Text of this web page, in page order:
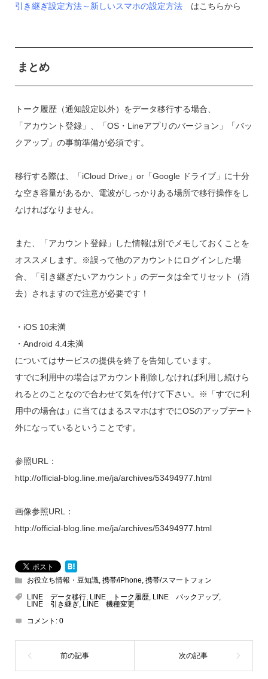
引き継ぎ設定方法～新しいスマホの設定方法はこちらから
まとめ
トーク履歴（通知設定以外）をデータ移行する場合、
「アカウント登録」、「OS・Lineアプリのバージョン」「バッ
クアップ」の事前準備が必須です。
移行する際は、「iCloud Drive」or「Google ドライブ」に十分
な空き容量があるか、電波がしっかりある場所で移行操作をし
なければなりません。
また、「アカウント登録」した情報は別でメモしておくことを
オススメします。※誤って他のアカウントにログインした場
合、「引き継ぎたいアカウント」のデータは全てリセット（消
去）されますので注意が必要です！
・iOS 10未満
・Android 4.4未満
についてはサービスの提供を終了を告知しています。
すでに利用中の場合はアカウント削除しなければ利用し続けら
れるとのことなので合わせて気を付けて下さい。※「すでに利
用中の場合は」に当てはまるスマホはすでにOSのアップデート
外になっているということです。
参照URL：
http://official-blog.line.me/ja/archives/53494977.html
画像参照URL：
http://official-blog.line.me/ja/archives/53494977.html
お役立ち情報・豆知識, 携帯/iPhone, 携帯/スマートフォン
LINE データ移行, LINE トーク履歴, LINE バックアップ,
LINE 引き継ぎ, LINE 機種変更
コメント: 0